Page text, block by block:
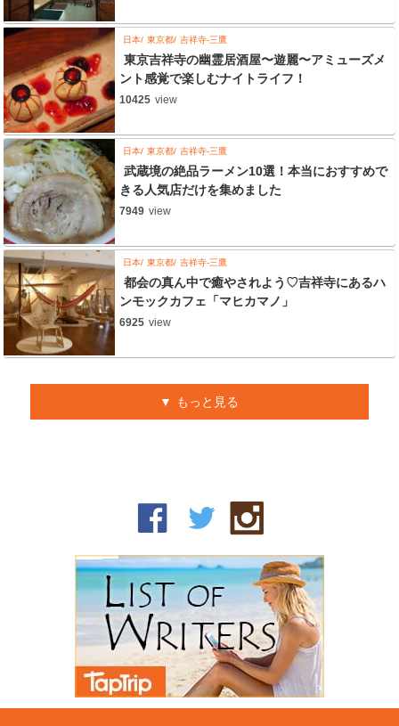
日本 東京都 吉祥寺-三鷹
東京吉祥寺の幽霊居酒屋〜遊麗〜アミューズメ
ント感覚で楽しむナイトライフ！
10425 view
日本 東京都 吉祥寺-三鷹
武蔵境の絶品ラーメン10選！本当におすすめで
きる人気店だけを集めました
7949 view
日本 東京都 吉祥寺-三鷹
都会の真ん中で癒やされよう♡吉祥寺にあるハ
ンモックカフェ「マヒカマノ」
6925 view
もっと見る